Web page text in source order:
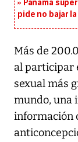
Panamá
pide no bajar
Más de
al participar
sexual más
mundo, una
información